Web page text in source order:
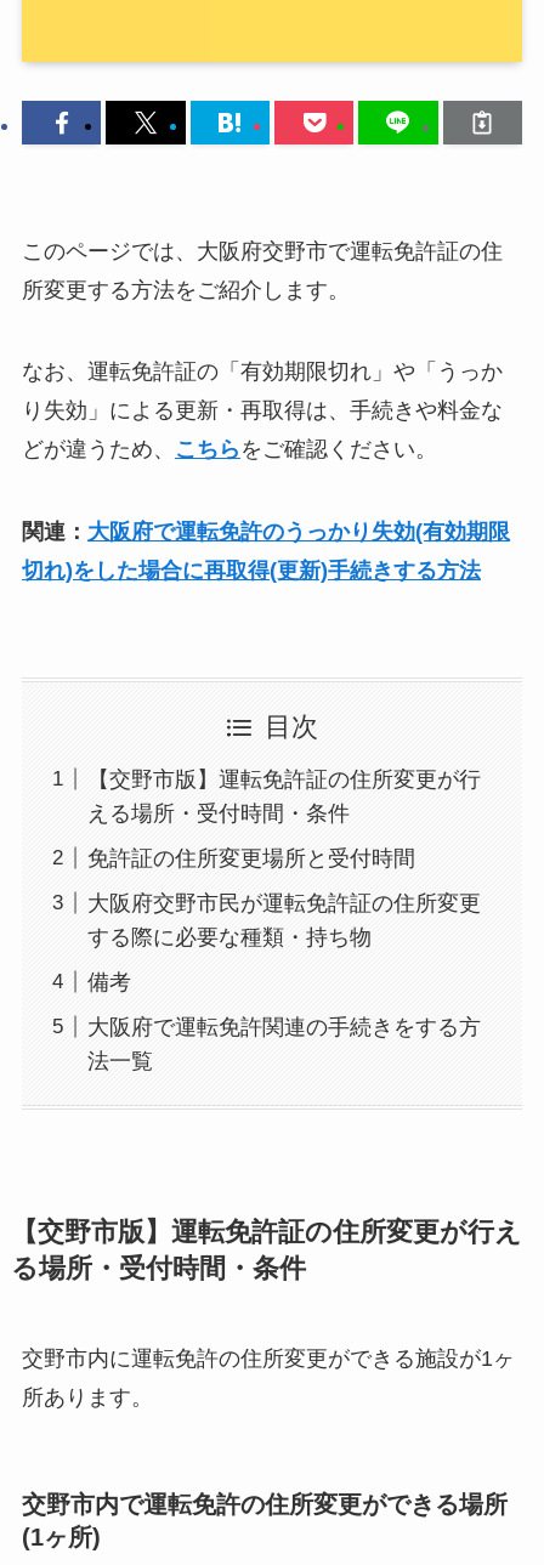
このページでは、大阪府交野市で運転免許証の住
所変更する方法をご紹介します。
なお、運転免許証の「有効期限切れ」や「うっか
り失効」による更新・再取得は、手続きや料金な
どが違うため、
こちら をご確認ください。
関連： 大阪府で運転免許のうっかり失効(有効期限
切れ)をした場合に再取得(更新)手続きする方法
目次
【交野市版】運転免許証の住所変更が行
える場所・受付時間・条件
免許証の住所変更場所と受付時間
大阪府交野市民が運転免許証の住所変更
する際に必要な種類・持ち物
備考
大阪府で運転免許関連の手続きをする方
法一覧
【交野市版】運転免許証の住所変更が行え
る場所・受付時間・条件
交野市内に運転免許の住所変更ができる施設が1ヶ
所あります。
交野市内で運転免許の住所変更ができる場所
(1ヶ所)